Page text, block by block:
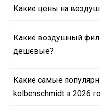
Какие цены на
Какие воздушный
дешевые?
Воздушный фильтр
Какие самые
kolbenschmidt в 2026